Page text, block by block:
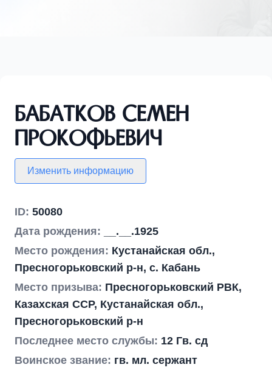
Бабатков Семен
Прокофьевич
Изменить информацию
ID: 50080
Дата рождения:
__.__.1925
Место рождения: Кустанайская обл.,
Пресногорьковский р-н, с. Кабань
Место призыва: Пресногорьковский РВК,
Казахская ССР, Кустанайская обл.,
Пресногорьковский р-н
Последнее место службы: 12 Гв. сд
Воинское звание: гв. мл. сержант